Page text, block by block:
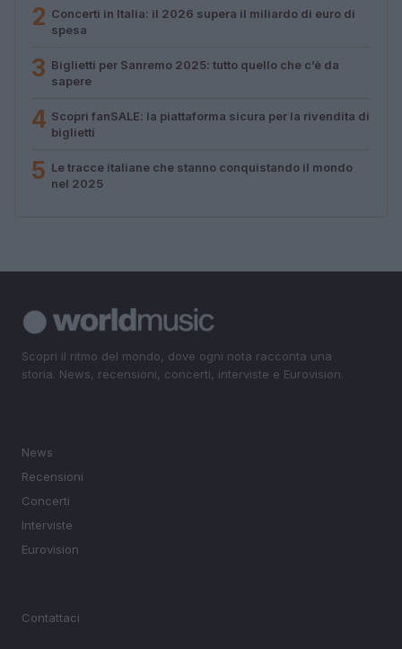
2 Concerti in Italia: il 2026 supera il miliardo di euro di
spesa
3 Biglietti per Sanremo 2025: tutto quello che c’è da
sapere
4 Scopri fanSALE: la piattaforma sicura per la rivendita di
biglietti
5 Le tracce italiane che stanno conquistando il mondo
nel 2025
Scopri il ritmo del mondo, dove ogni nota racconta una
storia. News, recensioni, concerti, interviste e Eurovision.
News
Recensioni
Concerti
Interviste
Eurovision
Contattaci